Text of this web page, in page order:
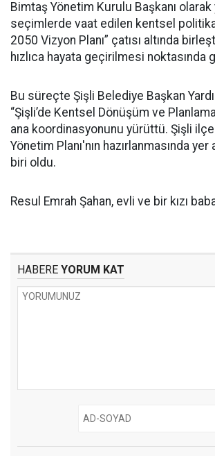
Bimtaş Yönetim Kurulu Başkanı olarak
seçimlerde vaat edilen kentsel
2050 Vizyon Planı” çatısı altında
hızlıca hayata geçirilmesi noktasında
Bu süreçte Şişli Belediye Başkan
“Şişli’de Kentsel Dönüşüm ve
ana koordinasyonunu yürüttü. Şişli
Yönetim Planı'nın hazırlanmasında
biri oldu.
Resul Emrah Şahan, evli ve bir kızı
HABERE YORUM KAT